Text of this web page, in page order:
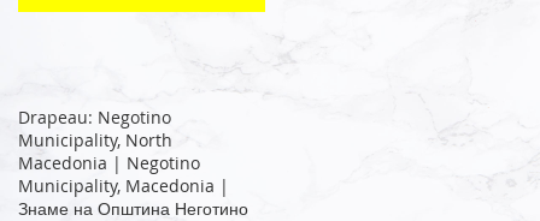
Drapeau: Negotino
Municipality, North
Macedonia | Negotino
Municipality, Macedonia |
Знаме на Општина Неготино